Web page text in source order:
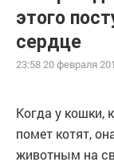
этого
сердце
23:58 20 февраля
Когда у кошки,
помет котят,
животным на